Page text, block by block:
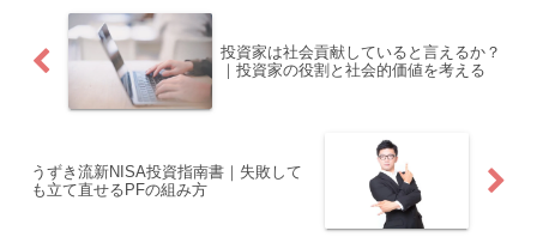
投資家は社会貢献していると言えるか？
｜投資家の役割と社会的価値を考える
うずき流新NISA投資指南書｜失敗して
も立て直せるPFの組み方